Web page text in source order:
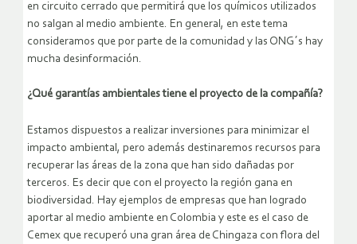
en circuito cerrado que permitirá que los químicos utilizados
no salgan al medio ambiente. En general, en este tema
consideramos que por parte de la comunidad y las ONG´s hay
mucha desinformación.
¿Qué garantías ambientales tiene el proyecto de la compañía?
Estamos dispuestos a realizar inversiones para minimizar el
impacto ambiental, pero además destinaremos recursos para
recuperar las áreas de la zona que han sido dañadas por
terceros. Es decir que con el proyecto la región gana en
biodiversidad. Hay ejemplos de empresas que han logrado
aportar al medio ambiente en Colombia y este es el caso de
Cemex que recuperó una gran área de Chingaza con flora del